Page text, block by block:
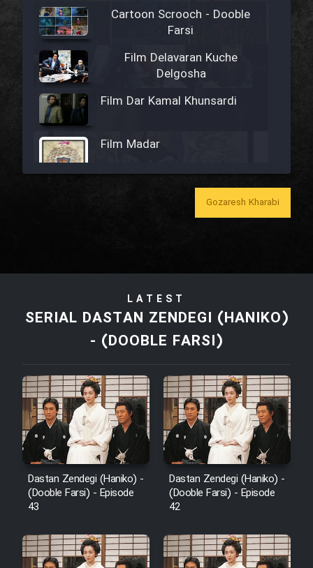
Cartoon Scrooch - Dooble
Farsi
Film Delavaran Kuche
Delgosha
Film Dar Kamal Khunsardi
Film Madar
Film Bozorg Kheily Bozorg
Film Tora Dust Daram
Film Zir Derakht Holu
Film Arabeh Marg
Film Avar
Film Behtarin Tabestan Man
Film Salam be Entezar
Gozaresh Kharabi
LATEST
SERIAL DASTAN ZENDEGI (HANIKO)
- (DOOBLE FARSI)
Dastan Zendegi (Haniko) -
(Dooble Farsi) - Episode
43
Dastan Zendegi (Haniko) -
(Dooble Farsi) - Episode
42